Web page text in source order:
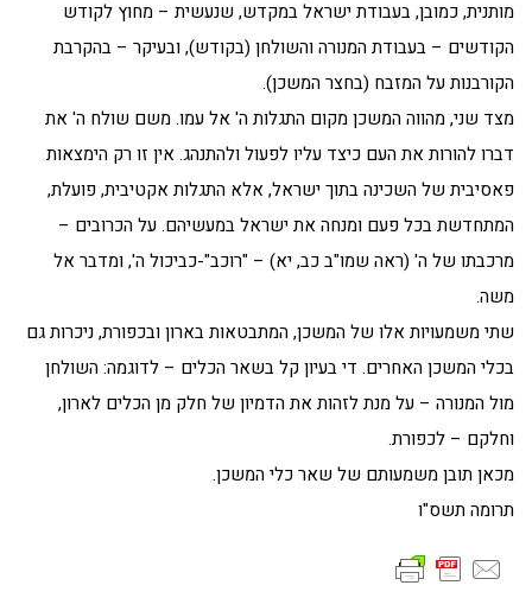
מותנית, כמובן, בעבודת ישראל במקדש, שנעשית – מחוץ לקודש
הקודשים – בעבודת המנורה והשולחן (בקודש), ובעיקר – בהקרבת
הקורבנות על המזבח (בחצר המשכן).
מצד שני, מהווה המשכן מקום התגלות ה' אל עמו. משם שולח ה' את
דברו להורות את העם כיצד עליו לפעול ולהתנהג. אין זו רק הימצאות
פאסיבית של השכינה בתוך ישראל, אלא התגלות אקטיבית, פועלת,
המתחדשת בכל פעם ומנחה את ישראל במעשיהם. על הכרובים –
מרכבתו של ה' (ראה שמו"ב כב, יא) – "רוכב"-כביכול ה', ומדבר אל
משה.
שתי משמעויות אלו של המשכן, המתבטאות בארון ובכפורת, ניכרות גם
בכלי המשכן האחרים. די בעיון קל בשאר הכלים – לדוגמה: השולחן
מול המנורה – על מנת לזהות את הדמיון של חלק מן הכלים לארון,
וחלקם – לכפורת.
מכאן תובן משמעותם של שאר כלי המשכן.
תרומה תשס"ו